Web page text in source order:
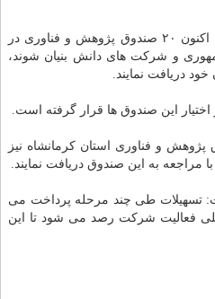
ملكی فرد با اشاره به تبادل این صندوق با صندوق های پژوهش و فناوری در استان ها اظهار داشت: هم اكنون ۲۰ صندوق پژوهش و فناوری در
و شركت های دانش بنیان شوند،
و فناوری استان كرمانشاه نیز
تسهیلات طی چند مرحله پرداخت می
فعالیت شركت رصد می شود تا این